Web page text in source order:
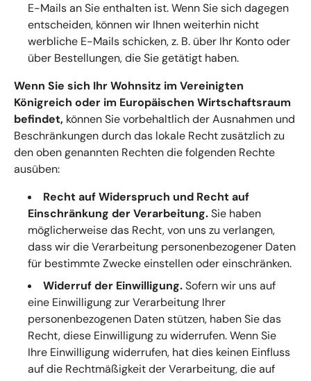
E-Mails an Sie enthalten ist. Wenn Sie sich dagegen
entscheiden, können wir Ihnen weiterhin nicht
werbliche E-Mails schicken, z. B. über Ihr Konto oder
über Bestellungen, die Sie getätigt haben.
Wenn Sie sich Ihr Wohnsitz im Vereinigten
Königreich oder im Europäischen Wirtschaftsraum
befindet, können Sie vorbehaltlich der Ausnahmen und
Beschränkungen durch das lokale Recht zusätzlich zu
den oben genannten Rechten die folgenden Rechte
ausüben:
Recht auf Widerspruch und Recht auf
Einschränkung der Verarbeitung.Sie haben
möglicherweise das Recht, von uns zu verlangen,
dass wir die Verarbeitung personenbezogener Daten
für bestimmte Zwecke einstellen oder einschränken.
Widerruf der Einwilligung.Sofern wir uns auf
eine Einwilligung zur Verarbeitung Ihrer
personenbezogenen Daten stützen, haben Sie das
Recht, diese Einwilligung zu widerrufen. Wenn Sie
Ihre Einwilligung widerrufen, hat dies keinen Einfluss
auf die Rechtmäßigkeit der Verarbeitung, die auf